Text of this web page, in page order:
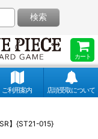
カート
検索
ご利用案内 店頭受取について
】{ST21-015}